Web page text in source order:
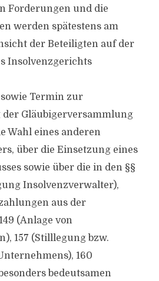
Forderungen und die
werden spätestens am
der Beteiligten auf der
Insolvenzgerichts
Termin zur
der Gläubigerversammlung
Wahl eines anderen
über die Einsetzung eines
sowie über die in den §§
Insolvenzverwalter),
aus der
(Anlage von
157 (Stilllegung bzw.
160
bedeutsamen